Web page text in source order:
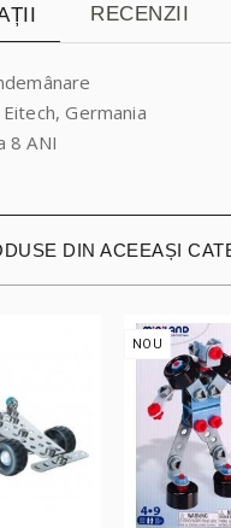
RECENZII
Eitech, Germania
8 ANI
DIN ACEEAȘI
NOU